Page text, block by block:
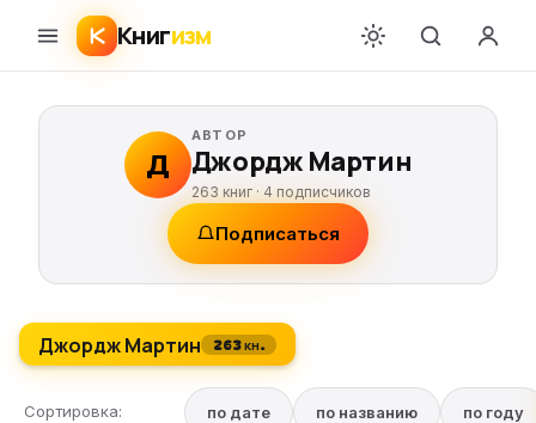
Книгизм
Д
АВТОР
Джордж Мартин
263 книг · 4подписчиков
Подписаться
Джордж Мартин 263 кн.
Сортировка: по дате по названию по году